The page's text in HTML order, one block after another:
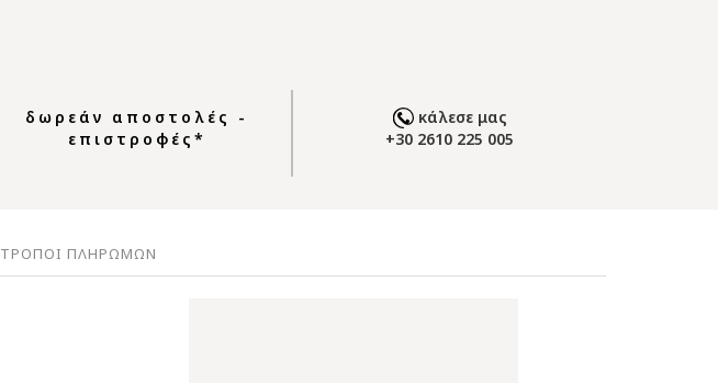
δωρεάν αποστολές -
επιστροφές*
κάλεσε μας
+30 2610 225 005
ΤΡΟΠΟΙ ΠΛΗΡΩΜΩΝ